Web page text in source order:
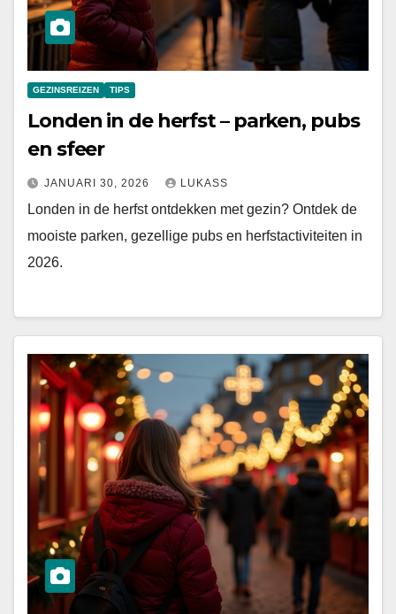
GEZINSREIZEN TIPS
Londen in de herfst – parken, pubs
en sfeer
JANUARI 30, 2026 LUKASS
Londen in de herfst ontdekken met gezin? Ontdek de
mooiste parken, gezellige pubs en herfstactiviteiten in
2026.